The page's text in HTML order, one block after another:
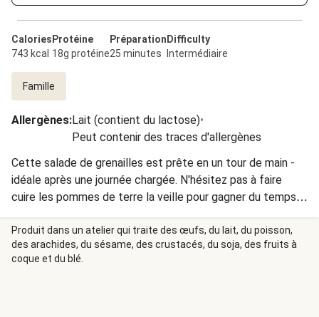
Calories
743 kcal
Protéine
18g protéine
Préparation
25 minutes
Difficulty
Intermédiaire
Famille
Allergènes:Lait (contient du lactose)•
Peut contenir des traces d'allergènes
Cette salade de grenailles est prête en un tour de main -
idéale après une journée chargée. N'hésitez pas à faire
cuire les pommes de terre la veille pour gagner du temps.
Le citron vert vient adoucir la saveur très marquée de
l'échalote et se marie au goût sucré du maïs
Produit dans un atelier qui traite des œufs, du lait, du poisson,
des arachides, du sésame, des crustacés, du soja, des fruits à
coque et du blé.